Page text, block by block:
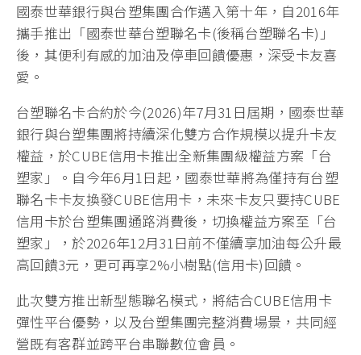
國泰世華銀行與台塑集團合作邁入第十年，自2016年
攜手推出「國泰世華台塑聯名卡(後稱台塑聯名卡)」
後，其便利有感的加油及停車回饋優惠，深受卡友喜
愛。
台塑聯名卡合約於今(2026)年7月31日屆期，國泰世華
銀行與台塑集團將持續深化雙方合作規模以提升卡友
權益，於CUBE信用卡推出全新集團級權益方案「台
塑家」。自今年6月1日起，國泰世華將為僅持有台塑
聯名卡卡友換發CUBE信用卡，未來卡友只要持CUBE
信用卡於台塑集團通路消費後，切換權益方案至「台
塑家」，於2026年12月31日前不僅續享加油每公升最
高回饋3元，更可再享2%小樹點(信用卡)回饋。
此次雙方推出新型態聯名模式，將結合CUBE信用卡
彈性平台優勢，以及台塑集團完整消費場景，共同經
營既有客群並跨平台串聯數位會員。